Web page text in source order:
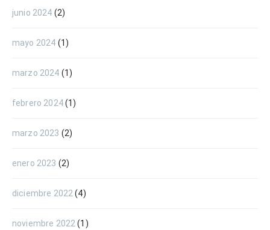
junio 2024 (2)
mayo 2024 (1)
marzo 2024 (1)
febrero 2024(1)
marzo 2023 (2)
enero 2023 (2)
diciembre 2022 (4)
noviembre 2022 (1)